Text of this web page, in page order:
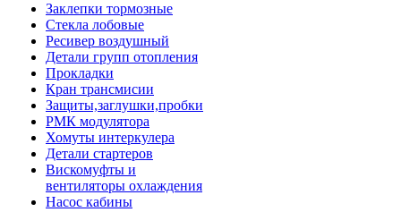
Заклепки тормозные
Стекла лобовые
Ресивер воздушный
Детали групп отопления
Прокладки
Кран трансмисии
Защиты,заглушки,пробки
РМК модулятора
Хомуты интеркулера
Детали стартеров
Вискомуфты и
вентиляторы охлаждения
Насос кабины